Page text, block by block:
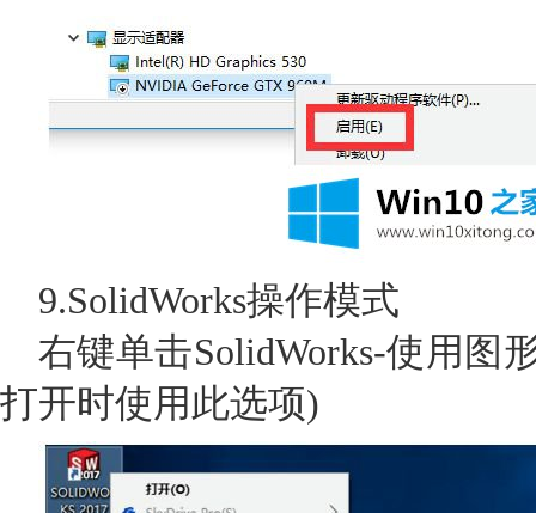
9.SolidWorks操作模式
右键单击SolidWorks-使用图
打开时使用此选项)